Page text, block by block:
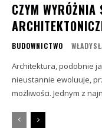
CZYM WYRÓŻNIA
BUDOWNICTWO
Architektura, podobnie
nieustannie ewoluuje,
możliwości. Jednym z